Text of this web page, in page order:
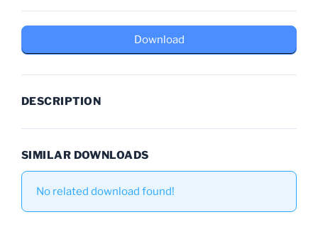
Download
DESCRIPTION
SIMILAR DOWNLOADS
No related download found!